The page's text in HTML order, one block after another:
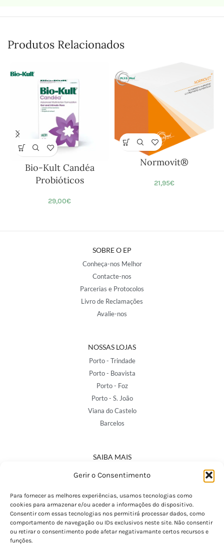
Gerir o Consentimento
Para fornecer as melhores experiências, usamos tecnologias como
cookies para armazenar e/ou aceder a informações do dispositivo.
Consentir com essas tecnologias nos permitirá processar dados, como
comportamento de navegação ou IDs exclusivos neste site. Não consentir
ou retirar o consentimento pode afetar negativamante certos recursos e
funções.
Produtos Relacionados
Bio-Kult Candéa
Probióticos
29,00€
Normovit®
21,95€
SOBRE O EP
Conheça-nos Melhor
Contacte-nos
Parcerias e Protocolos
Livro de Reclamações
Avalie-nos
NOSSAS LOJAS
Porto - Trindade
Porto - Boavista
Porto - Foz
Porto - S. João
Viana do Castelo
Barcelos
SAIBA MAIS
Política de Privacidade
Termos e Condições
Perguntas Frequentes
Custos de Envio
Encomendas Internacionais